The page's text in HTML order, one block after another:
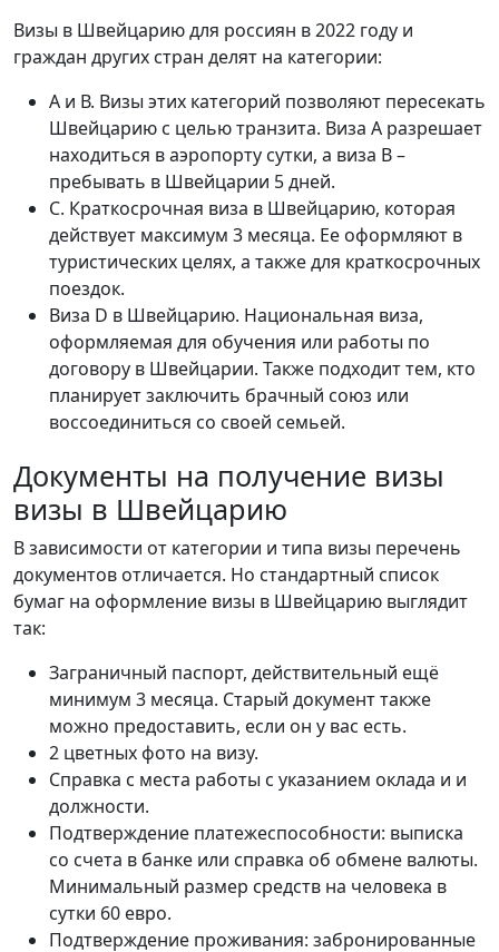
Визы в Швейцарию для россиян в 2022 году и
граждан других стран делят на категории:
А и В. Визы этих категорий позволяют пересекать
Швейцарию с целью транзита. Виза А разрешает
находиться в аэропорту сутки, а виза В –
пребывать в Швейцарии 5 дней.
С. Краткосрочная виза в Швейцарию, которая
действует максимум 3 месяца. Ее оформляют в
туристических целях, а также для краткосрочных
поездок.
Виза D в Швейцарию. Национальная виза,
оформляемая для обучения или работы по
договору в Швейцарии. Также подходит тем, кто
планирует заключить брачный союз или
воссоединиться со своей семьей.
Документы на получение визы
визы в Швейцарию
В зависимости от категории и типа визы перечень
документов отличается. Но стандартный список
бумаг на оформление визы в Швейцарию выглядит
так:
Заграничный паспорт, действительный ещё
минимум 3 месяца. Старый документ также
можно предоставить, если он у вас есть.
2 цветных фото на визу.
Справка с места работы с указанием оклада и и
должности.
Подтверждение платежеспособности: выписка
со счета в банке или справка об обмене валюты.
Минимальный размер средств на человека в
сутки 60 евро.
Подтверждение проживания: забронированные